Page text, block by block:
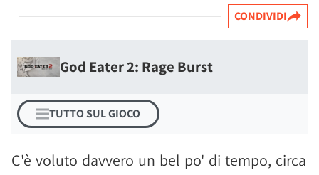
CONDIVIDI
God Eater 2: Rage Burst
TUTTO SUL GIOCO
C'è voluto davvero un bel po' di tempo, circa